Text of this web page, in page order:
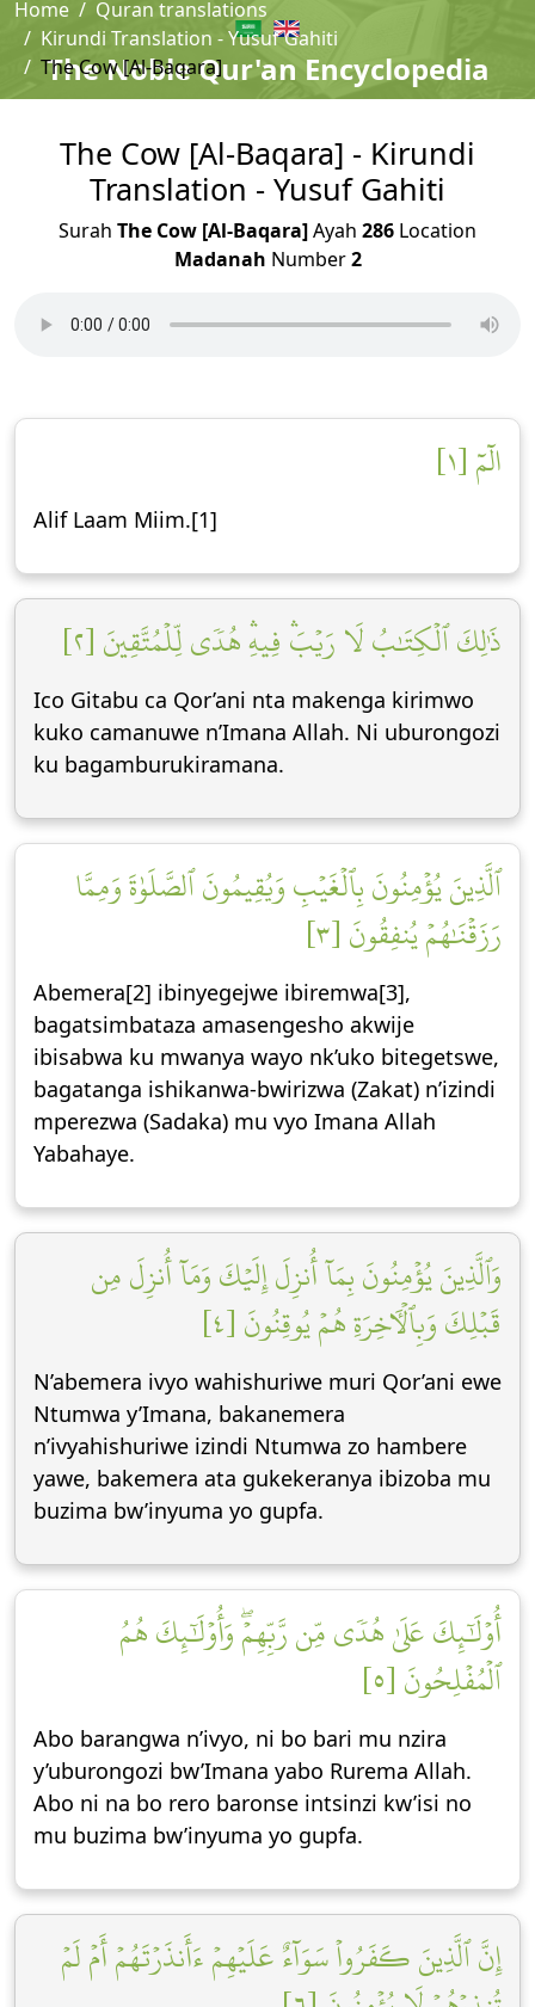
The Noble Qur'an Encyclopedia
Home
Quran translations
Kirundi Translation - Yusuf Gahiti
The Cow [Al-Baqara]
The Cow [Al-Baqara] - Kirundi
Translation - Yusuf Gahiti
Surah The Cow [Al-Baqara]Ayah 286 Location
Madanah Number2
الٓمٓ [١]
Alif Laam Miim.[1]
ذَٰلِكَ ٱلۡكِتَٰبُ لَا رَيۡبَۛ فِيهِۛ هُدٗى لِّلۡمُتَّقِينَ [٢]
Ico Gitabu ca Qor’ani nta makenga kirimwo
kuko camanuwe n’Imana Allah. Ni uburongozi
ku bagamburukiramana.
ٱلَّذِينَ يُؤۡمِنُونَ بِٱلۡغَيۡبِ وَيُقِيمُونَ ٱلصَّلَوٰةَ وَمِمَّا
رَزَقۡنَٰهُمۡ يُنفِقُونَ [٣]
Abemera[2] ibinyegejwe ibiremwa[3],
bagatsimbataza amasengesho akwije
ibisabwa ku mwanya wayo nk’uko bitegetswe,
bagatanga ishikanwa-bwirizwa (Zakat) n’izindi
mperezwa (Sadaka) mu vyo Imana Allah
Yabahaye.
وَٱلَّذِينَ يُؤۡمِنُونَ بِمَآ أُنزِلَ إِلَيۡكَ وَمَآ أُنزِلَ مِن
قَبۡلِكَ وَبِٱلۡأٓخِرَةِ هُمۡ يُوقِنُونَ [٤]
N’abemera ivyo wahishuriwe muri Qor’ani ewe
Ntumwa y’Imana, bakanemera
n’ivyahishuriwe izindi Ntumwa zo hambere
yawe, bakemera ata gukekeranya ibizoba mu
buzima bw’inyuma yo gupfa.
أُوْلَٰٓئِكَ عَلَىٰ هُدٗى مِّن رَّبِّهِمۡۖ وَأُوْلَٰٓئِكَ هُمُ
ٱلۡمُفۡلِحُونَ [٥]
Abo barangwa n’ivyo, ni bo bari mu nzira
y’uburongozi bw’Imana yabo Rurema Allah.
Abo ni na bo rero baronse intsinzi kw’isi no
mu buzima bw’inyuma yo gupfa.
إِنَّ ٱلَّذِينَ كَفَرُواْ سَوَآءٌ عَلَيۡهِمۡ ءَأَنذَرۡتَهُمۡ أَمۡ لَمۡ